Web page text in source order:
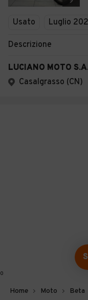
Usato Luglio
Descrizione
LUCIANO MOTO
Casalgrasso (CN)
0
Home Moto Beta